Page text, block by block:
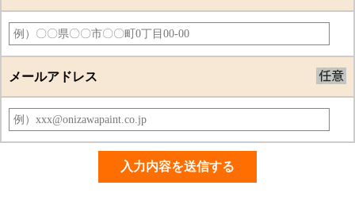
メールアドレス